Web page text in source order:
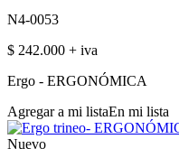
N4-0053
$ 242.000 + iva
Ergo - ERGONÓMICA
Agregar a mi listaEn mi lista
Nuevo